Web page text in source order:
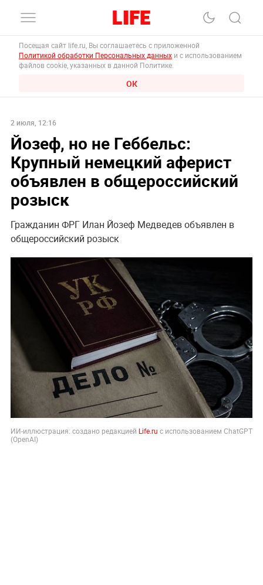
Посещая сайт life.ru, Вы соглашаетесь с приложенной
Политикой обработки Персональных данных и с использованием
файлов cookie, указанных в данной Политике.
ОК
2 июля, 12:16
Йозеф, но не Геббельс:
Крупный немецкий аферист
объявлен в общероссийский
розыск
Гражданин ФРГ Илан Йозеф Медведев объявлен в
общероссийский розыск
ИИ-иллюстрация: создано редакцией Life.ru с использованием ChatGPT
(OpenAI)